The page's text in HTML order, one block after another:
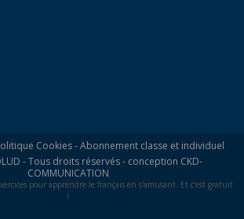
Cookies-Abonnement classe et individuel
- Tous droits réservés - conception CKD-
COMMUNICATION
pour apprendre le français en s'amusant. Et c'est gratuit
!